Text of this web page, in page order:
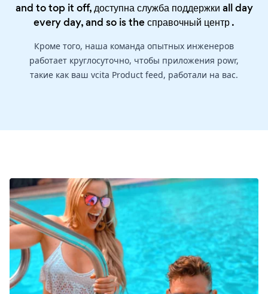
and to top it off, доступна служба поддержки all day
every day, and so is theсправочный центр.
Кроме того, наша команда опытных инженеров
работает круглосуточно, чтобы приложения powr,
такие как ваш vcita Product feed, работали на вас.